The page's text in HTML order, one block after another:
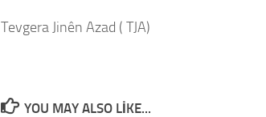
Tevgera Jinên Azad ( TJA)
YOU MAY ALSO LIKE...